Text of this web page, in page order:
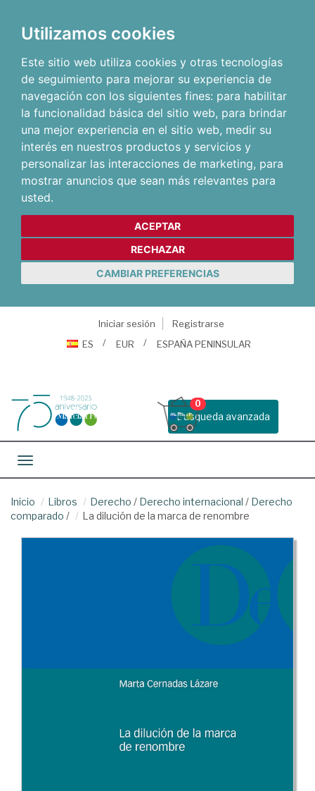
Utilizamos cookies
Este sitio web utiliza cookies y otras tecnologías
de seguimiento para mejorar su experiencia de
navegación con los siguientes fines: para habilitar
la funcionalidad básica del sitio web, para brindar
una mejor experiencia en el sitio web, medir su
interés en nuestros productos y servicios y
personalizar las interacciones de marketing, para
mostrar anuncios que sean más relevantes para
usted.
ACEPTAR
RECHAZAR
CAMBIAR PREFERENCIAS
Iniciar sesión
Registrarse
ES
EUR ESPAÑA PENINSULAR
Busqueda avanzada
0
Toggle navigation
Inicio Libros Derecho / Derecho internacional / Derecho
comparado / La dilución de la marca de renombre